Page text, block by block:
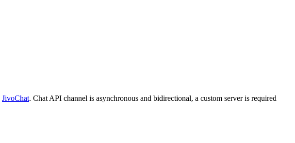
JivoChat. Chat API channel is asynchronous and bidirectional, a custom server is required